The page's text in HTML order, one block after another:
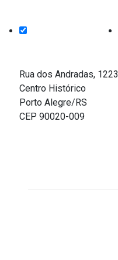
Rua dos Andradas, 1223
Centro Histórico
Porto Alegre/RS
CEP 90020-009